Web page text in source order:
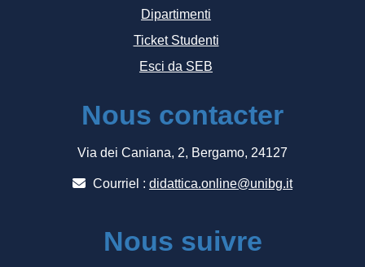
Dipartimenti
Ticket Studenti
Esci da SEB
Nous contacter
Via dei Caniana, 2, Bergamo, 24127
Courriel : didattica.online@unibg.it
Nous suivre